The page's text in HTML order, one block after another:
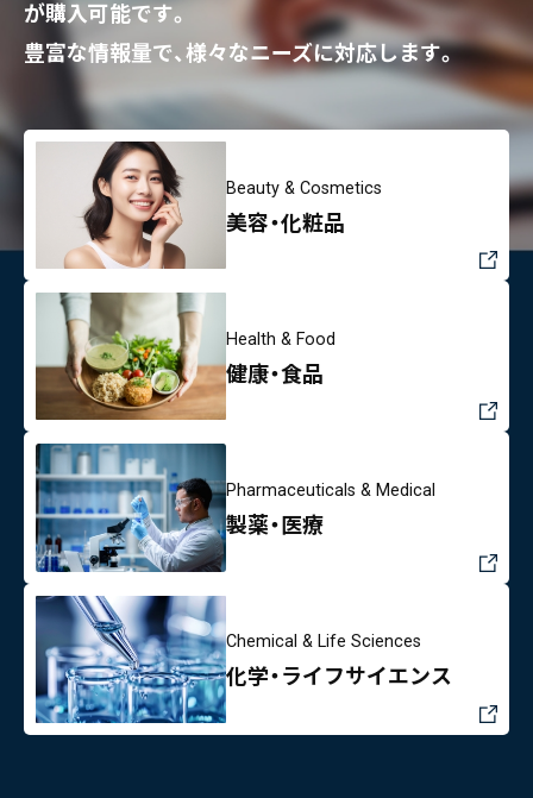
が購入可能です。
豊富な情報量で、様々なニーズに対応します。
Beauty & Cosmetics
美容・化粧品
Health & Food
健康・食品
Pharmaceuticals & Medical
製薬・医療
Chemical & Life Sciences
化学・ライフサイエンス